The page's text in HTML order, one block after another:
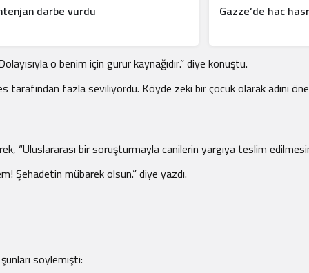
darbe vurdu Gazze’de hac
o benim için gurur kaynağıdır.” diye konuştu.
fazla seviliyordu. Köyde zeki bir çocuk olarak adını öne
“Uluslararası bir soruşturmayla canilerin yargıya teslim
Şehadetin mübarek olsun.” diye yazdı.
söylemişti: